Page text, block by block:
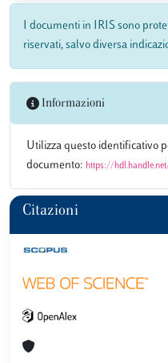
I documenti in IRIS sono
riservati, salvo diversa
Informazioni
Utilizza questo identificativo
documento: https://
Citazioni